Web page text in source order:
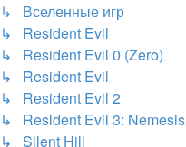
↳ Вселенные игр
↳ Resident Evil
↳ Resident Evil 0 (Zero)
↳ Resident Evil
↳ Resident Evil 2
↳ Resident Evil 3: Nemesis
↳ Silent Hill